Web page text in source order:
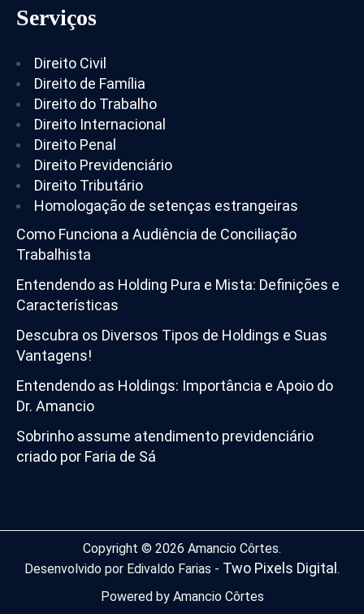
Serviços
Direito Civil
Direito de Família
Direito do Trabalho
Direito Internacional
Direito Penal
Direito Previdenciário
Direito Tributário
Homologação de setenças estrangeiras
Como Funciona a Audiência de Conciliação
Trabalhista
Entendendo as Holding Pura e Mista: Definições e
Características
Descubra os Diversos Tipos de Holdings e Suas
Vantagens!
Entendendo as Holdings: Importância e Apoio do
Dr. Amancio
Sobrinho assume atendimento previdenciário
criado por Faria de Sá
Copyright © 2026 Amancio Côrtes.
Desenvolvido por Edivaldo Farias - Two Pixels Digital.
Powered by Amancio Côrtes